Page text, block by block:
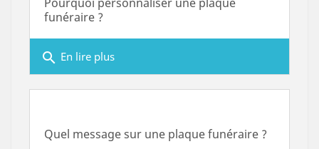
funéraire ?
search En lire plus
Quel message sur une plaque funéraire ?